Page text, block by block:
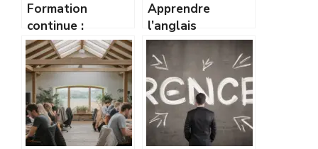
Formation
continue :
comment rester
compétitif sur le
marché du travail
?
Apprendre
l’anglais
professionnel :
les meilleures
méthodes
financées